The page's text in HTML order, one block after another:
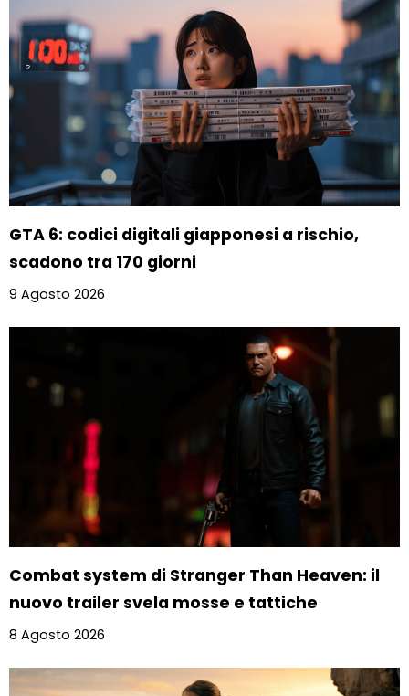
GTA 6: codici digitali giapponesi a rischio,
scadono tra 170 giorni
9 Agosto 2026
Combat system di Stranger Than Heaven: il
nuovo trailer svela mosse e tattiche
8 Agosto 2026